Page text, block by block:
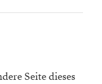
Seite dieses